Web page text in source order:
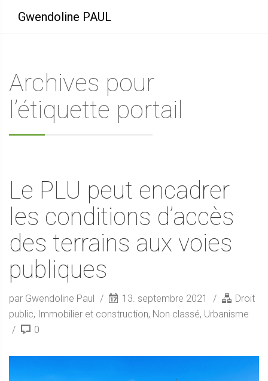
Gwendoline PAUL
Archives pour
l’étiquette portail
Le PLU peut encadrer
les conditions d’accès
des terrains aux voies
publiques
par Gwendoline Paul 13. septembre 2021
Droit
public, Immobilier et construction, Non classé, Urbanisme
0